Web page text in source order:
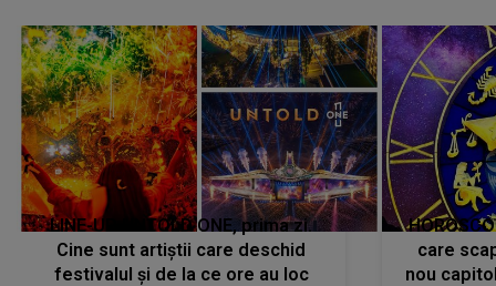
LINE-UP UNTOLD ONE, prima zi.
Cine sunt artiștii care deschid
festivalul și de la ce ore au loc
care
nou